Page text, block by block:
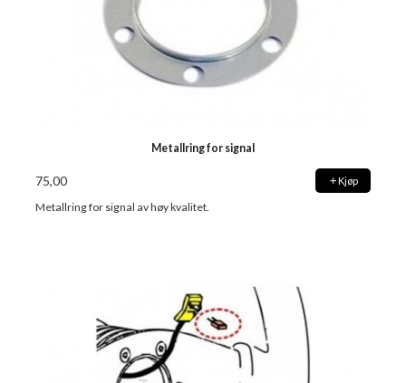
Metallring for signal
75,00 Kjøp
Metallring for signal av høy kvalitet.